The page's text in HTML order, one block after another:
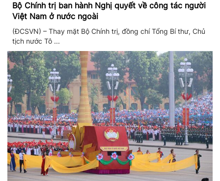
Bộ Chính trị ban hành Nghị quyết về công tác người
Việt Nam ở nước ngoài
(ĐCSVN) – Thay mặt Bộ Chính trị, đồng chí Tổng Bí thư, Chủ
tịch nước Tô ...